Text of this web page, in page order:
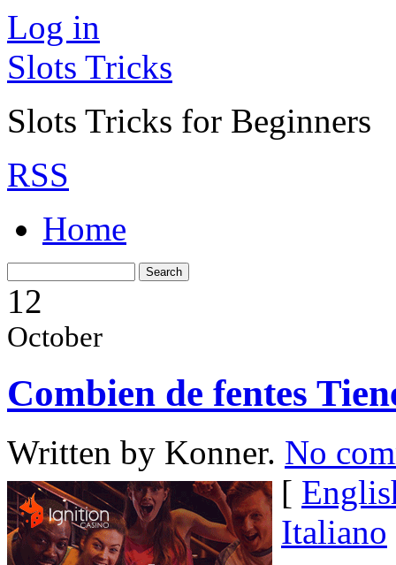
Log in
Slots Tricks
Slots Tricks for Beginners
RSS
Home
12
October
Combien de fentes
Written by Konner. No
[
Italiano